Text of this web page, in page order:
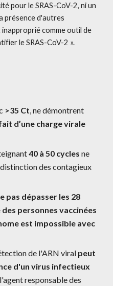
pour le SRAS-CoV-2, ni un
présence d'autres
comme outil de
le SRAS-CoV-2 ».
>35 Ct
d’une charge virale
40 à 50 cycles ne
des contagieux
pas dépasser les 28
personnes vaccinées
est impossible avec
de l'ARN viral peut
d'un virus infectieux
responsable des